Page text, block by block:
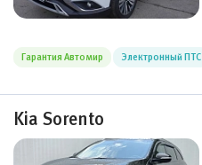
Гарантия Автомир Электронный ПТС
Kia Sorento